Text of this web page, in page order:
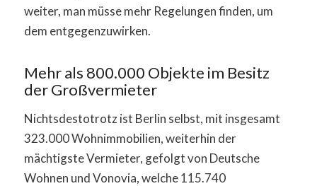
weiter, man müsse mehr Regelungen finden, um
dem entgegenzuwirken.
Mehr als 800.000 Objekte im Besitz
der Großvermieter
Nichtsdestotrotz ist Berlin selbst, mit insgesamt
323.000 Wohnimmobilien, weiterhin der
mächtigste Vermieter, gefolgt von Deutsche
Wohnen und Vonovia, welche 115.740